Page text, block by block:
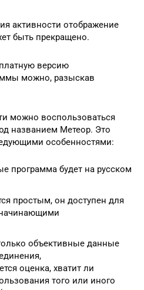
активности отображение
быть прекращено.
версию
можно, разыскав
можно воспользоваться
названием Метеор. Это
особенностями:
программа будет на русском
простым, он доступен для
объективные данные
оценка, хватит ли
того или иного